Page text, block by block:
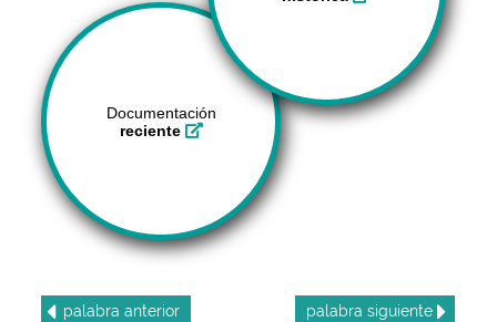
Documentación
reciente
palabra anterior palabra siguiente